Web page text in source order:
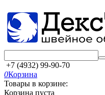
+7 (4932) 99-90-70
0Корзина
Товары в корзине:
Корзина пуста